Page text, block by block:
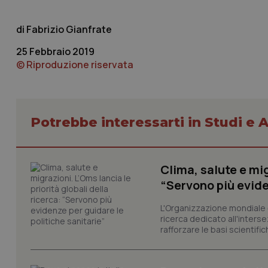
Fabrizio Gianfrate
25 Febbraio 2019
© Riproduzione riservata
Potrebbe interessarti in Studi e
Clima, salute e
“Servono più
L'Organizzazione
ricerca dedicato
rafforzare le basi
tracking-sites-
tracking-sites-
session-id
_ga